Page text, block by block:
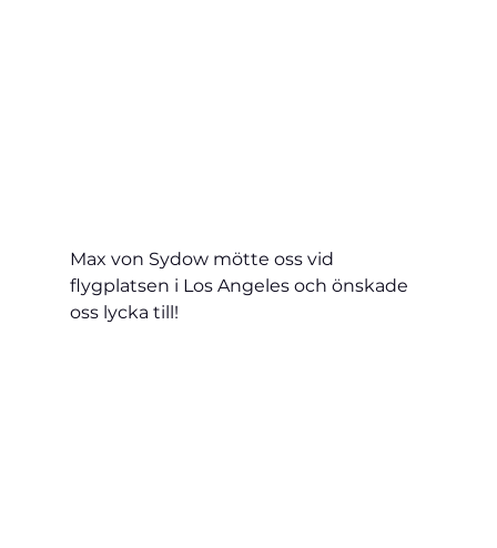
Max von Sydow mötte oss vid
flygplatsen i Los Angeles och önskade
oss lycka till!